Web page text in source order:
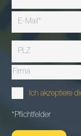
Ich akzeptiere
*Pflichtfelder